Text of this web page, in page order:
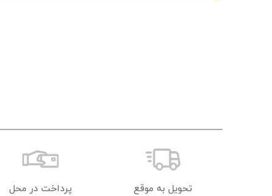
تحویل به موقع پرداخت در محل